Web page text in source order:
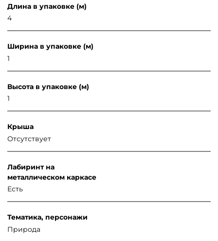
Длина в упаковке (м)
4
Ширина в упаковке (м)
1
Высота в упаковке (м)
1
Крыша
Отсутствует
Лабиринт на
металлическом каркасе
Есть
Тематика, персонажи
Природа